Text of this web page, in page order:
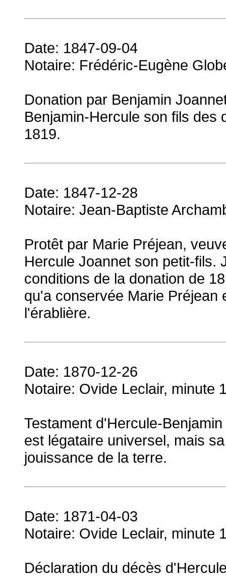
Date: 1847-09-04
Notaire: Frédéric-Eugène
Donation par Benjamin
Benjamin-Hercule son fils des
1819.
Date: 1847-12-28
Notaire: Jean-Baptiste
Protêt par Marie Préjean,
Hercule Joannet son petit-fils.
conditions de la donation de
qu'a conservée Marie Préjean
l'érablière.
Date: 1870-12-26
Notaire: Ovide Leclair, minute
Testament d'Hercule-
est légataire universel, mais
jouissance de la terre.
Date: 1871-04-03
Notaire: Ovide Leclair, minute
Déclaration du décès